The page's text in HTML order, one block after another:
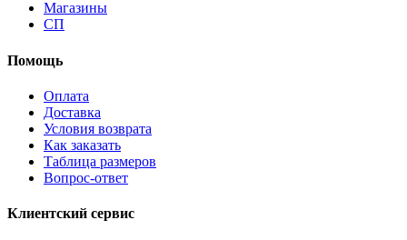
Магазины
СП
Помощь
Оплата
Доставка
Условия возврата
Как заказать
Таблица размеров
Вопрос-ответ
Клиентский сервис